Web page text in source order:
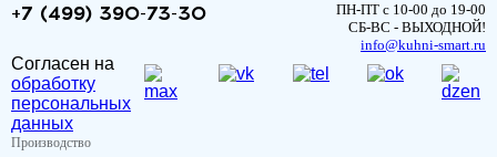
+7 (499) 390-73-30
ПН-ПТ с 10-00 до 19-00
СБ-ВС - ВЫХОДНОЙ!
info@kuhni-smart.ru
Согласен на
обработку
персональных
данных
Производство